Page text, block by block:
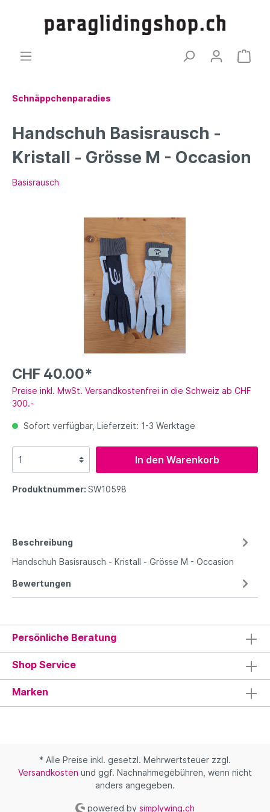
Schnäppchenparadies
Handschuh Basisrausch -
Kristall - Grösse M - Occasion
Basisrausch
CHF 40.00*
Preise inkl. MwSt. Versandkostenfrei in die Schweiz ab CHF
300.-
Sofort verfügbar, Lieferzeit: 1-3 Werktage
In den Warenkorb
Produktnummer: SW10598
Beschreibung
Handschuh Basisrausch - Kristall - Grösse M - Occasion
Bewertungen
Persönliche Beratung
Shop Service
Marken
* Alle Preise inkl. gesetzl. Mehrwertsteuer zzgl.
Versandkosten und ggf. Nachnahmegebühren, wenn nicht
anders angegeben.
powered bysimplywing.ch